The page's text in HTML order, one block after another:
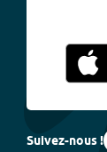
Suivez-nous !